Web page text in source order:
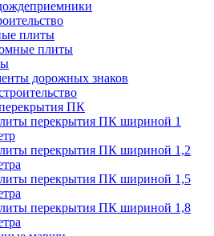
плиты
плиты
дорожных знаков
ПК
перекрытия ПК шириной 1
перекрытия ПК шириной 1,2
перекрытия ПК шириной 1,5
перекрытия ПК шириной 1,8